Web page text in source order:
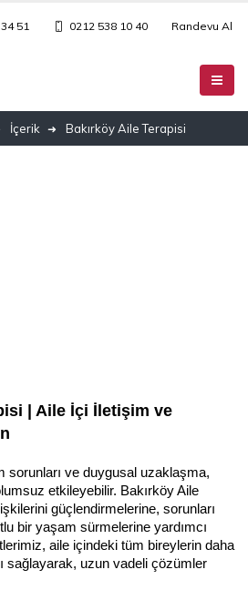
51 0212 538 10 40 Randevu Al
İçerik Bakırköy Aile Terapisi
| Aile İçi İletişim ve
sorunları ve duygusal uzaklaşma,
etkileyebilir. Bakırköy Aile
güçlendirmelerine, sorunları
bir yaşam sürmelerine yardımcı
aile içindeki tüm bireylerin daha
sağlayarak, uzun vadeli çözümler